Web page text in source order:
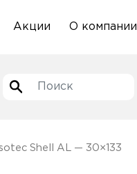
Акции О компании
Shell AL — 30×133